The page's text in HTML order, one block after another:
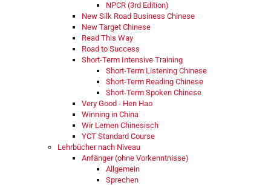
NPCR (3rd Edition)
New Silk Road Business Chinese
New Target Chinese
Read This Way
Road to Success
Short-Term Intensive Training
Short-Term Listening Chinese
Short-Term Reading Chinese
Short-Term Spoken Chinese
Very Good - Hen Hao
Winning in China
Wir Lernen Chinesisch
YCT Standard Course
Lehrbücher nach Niveau
Anfänger (ohne Vorkenntnisse)
Allgemein
Sprechen